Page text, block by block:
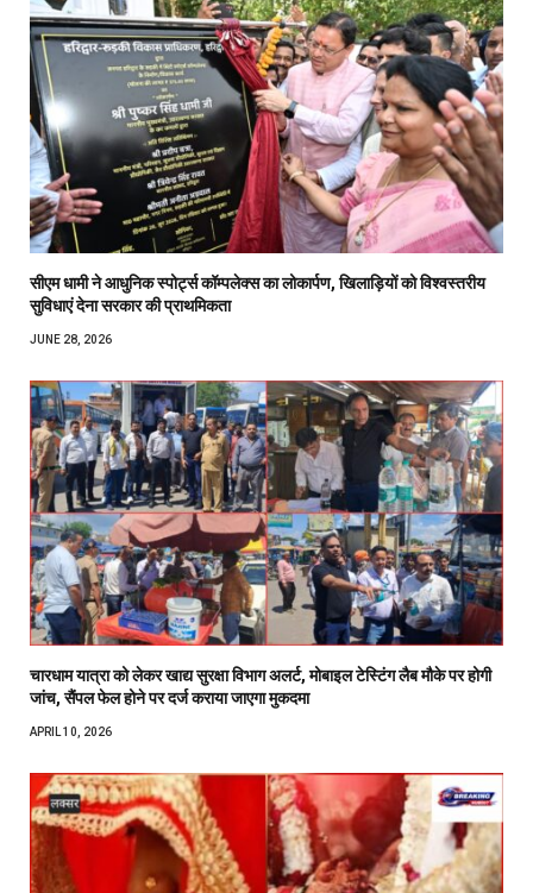
सीएम धामी ने आधुनिक स्पोर्ट्स कॉम्पलेक्स का लोकार्पण, खिलाड़ियों को विश्वस्तरीय
सुविधाएं देना सरकार की प्राथमिकता
JUNE 28, 2026
चारधाम यात्रा को लेकर खाद्य सुरक्षा विभाग अलर्ट, मोबाइल टेस्टिंग लैब मौके पर होगी
जांच, सैंपल फेल होने पर दर्ज कराया जाएगा मुकदमा
APRIL 10, 2026